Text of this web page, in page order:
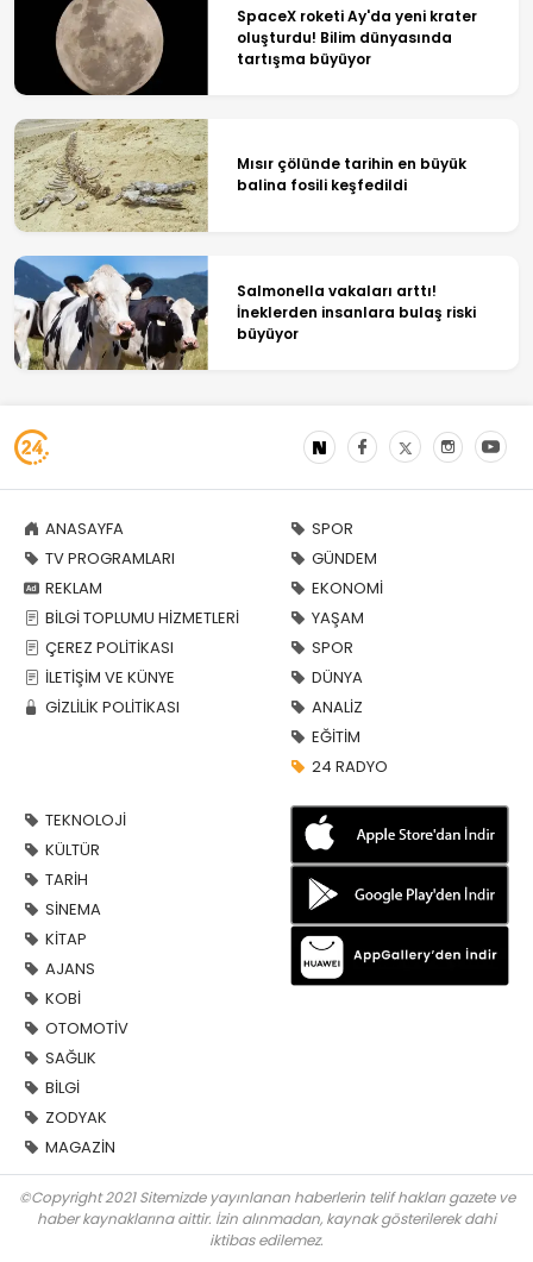
SpaceX roketi Ay'da yeni krater
oluşturdu! Bilim dünyasında
tartışma büyüyor
Mısır çölünde tarihin en büyük
balina fosili keşfedildi
Salmonella vakaları arttı!
İneklerden insanlara bulaş riski
büyüyor
ANASAYFA
TV PROGRAMLARI
REKLAM
BİLGİ TOPLUMU HİZMETLERİ
ÇEREZ POLİTİKASI
İLETİŞİM VE KÜNYE
GİZLİLİK POLİTİKASI
SPOR
GÜNDEM
EKONOMİ
YAŞAM
SPOR
DÜNYA
ANALİZ
EĞİTİM
24 RADYO
TEKNOLOJİ
KÜLTÜR
TARİH
SİNEMA
KİTAP
AJANS
KOBİ
OTOMOTİV
SAĞLIK
BİLGİ
ZODYAK
MAGAZİN
©Copyright 2021 Sitemizde yayınlanan haberlerin telif hakları gazete ve
haber kaynaklarına aittir. İzin alınmadan, kaynak gösterilerek dahi
iktibas edilemez.